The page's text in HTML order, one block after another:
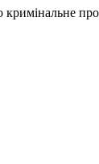
кримінальне